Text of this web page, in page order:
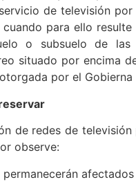
de televisión
para ello
o subsuelo de
situado por encima
por el Gobierna
de redes de
observe: